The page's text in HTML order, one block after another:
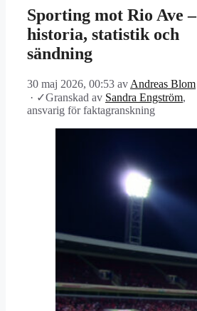
Sporting mot Rio Ave –
historia, statistik och
sändning
30 maj 2026, 00:53 av Andreas Blom
· ✓Granskad av Sandra Engström,
ansvarig för faktagranskning